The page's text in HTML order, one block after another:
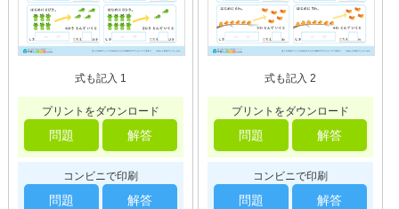
式も記入 1
プリントをダウンロード
問題 解答
コンビニで印刷
問題 解答
式も記入 2
プリントをダウンロード
問題 解答
コンビニで印刷
問題 解答